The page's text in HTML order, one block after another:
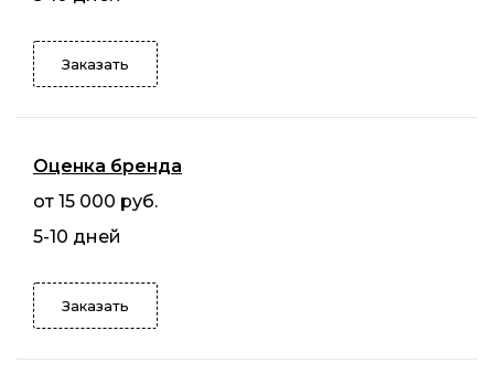
Заказать
Оценка бренда
от 15 000 руб.
5-10 дней
Заказать